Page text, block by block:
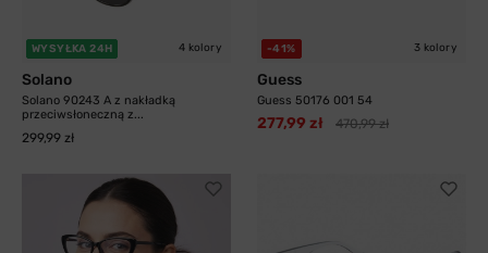
WYSYŁKA 24H 4 kolory
Solano
Solano 90243 A z nakładką
przeciwsłoneczną z...
299,99 zł
-41% 3 kolory
Guess
Guess 50176 001 54
277,99 zł 470,99 zł